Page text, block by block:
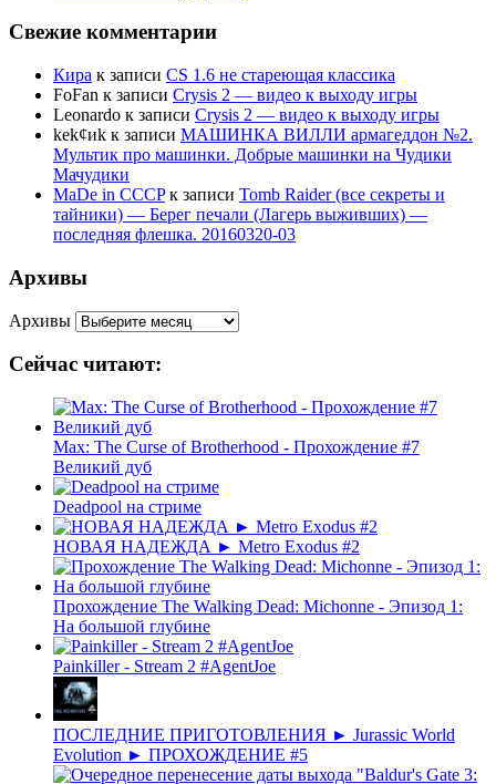
Свежие комментарии
Кира к записи CS 1.6 не стареющая классика
FoFan к записи Crysis 2 — видео к выходу игры
Leonardo к записи Crysis 2 — видео к выходу игры
kek¢иk к записи МАШИНКА ВИЛЛИ армагеддон №2.
Мультик про машинки. Добрые машинки на Чудики
Мачудики
MaDe in CCCPк записи Tomb Raider (все секреты и
тайники) — Берег печали (Лагерь выживших) —
последняя флешка. 20160320-03
Архивы
Архивы
Сейчас читают:
Max: The Curse of Brotherhood - Прохождение #7
Великий дуб
Deadpool на стриме
НОВАЯ НАДЕЖДА ► Metro Exodus #2
Прохождение The Walking Dead: Michonne - Эпизод 1:
На большой глубине
Painkiller - Stream 2 #AgentJoe
ПОСЛЕДНИЕ ПРИГОТОВЛЕНИЯ ► Jurassic World
Evolution ► ПРОХОЖДЕНИЕ #5